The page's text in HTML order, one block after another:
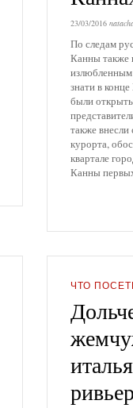
23/03/2016
По следам
Канны также
знати в
были
также внесли
курорта,
квартале
Канны
ЧТО